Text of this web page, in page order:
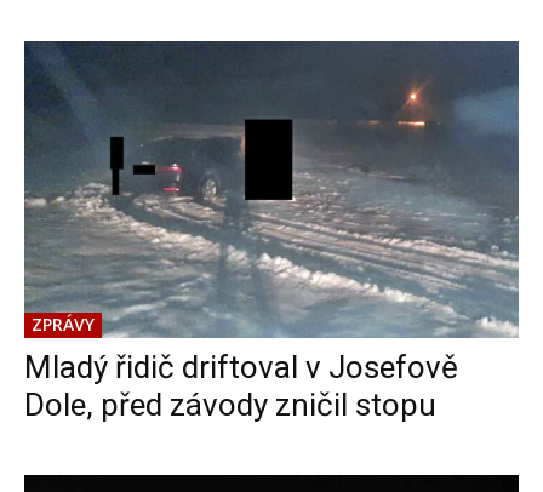
ZPRÁVY
Mladý řidič driftoval v Josefově
Dole, před závody zničil stopu